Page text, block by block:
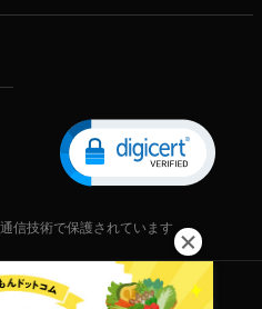
信技術で保護されています